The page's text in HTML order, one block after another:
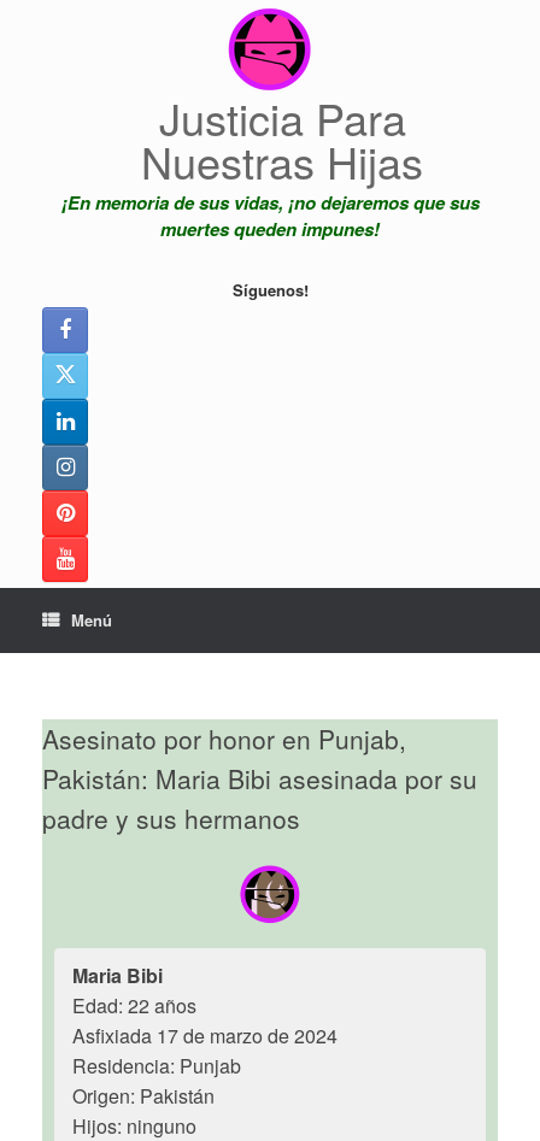
Justicia Para
Nuestras Hijas
¡En memoria de sus vidas, ¡no dejaremos que sus
muertes queden impunes!
Síguenos!
Menú
Asesinato por honor en Punjab,
Pakistán: Maria Bibi asesinada por su
padre y sus hermanos
Maria Bibi
Edad: 22 años
Asfixiada 17 de marzo de 2024
Residencia: Punjab
Origen: Pakistán
Hijos: ninguno